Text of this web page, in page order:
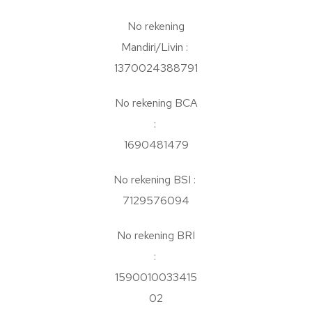
No rekening
Mandiri/Livin :
1370024388791
No rekening BCA
:
1690481479
No rekening BSI :
7129576094
No rekening BRI
:
1590010033415
02